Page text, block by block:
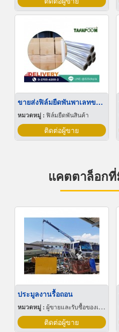
ขายส่งฟิล์มยืดพันพาเลทขนาดพันด้วยมือ Hand wrap
หมวดหมู่ : ฟิล์มยืดพันสินค้า
ติดต่อผู้ขาย
แคตตาล็อก
ประมูลงานรื้อถอน
หมวดหมู่ : ผู้ขายและรับซื้อของเก่าและเศษเหล็ก
ติดต่อผู้ขาย